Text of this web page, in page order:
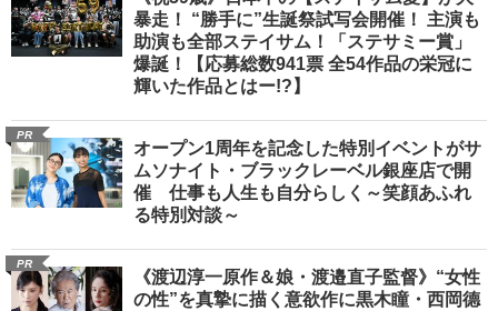
暴走！ “勝手に”生誕祭試写会開催！ 主演も
助演も全部ステイサム！「ステサミー賞」
爆誕！【応募総数941票 全54作品の栄冠に
輝いた作品とはー!?】
PR
オープン1周年を記念した特別イベントがサ
ムソナイト・ブラックレーベル銀座店で開
催 仕事も人生も自分らしく～笑顔あふれ
る特別対談～
PR
《渡辺淳一原作＆娘・渡邉直子監督》“女性
の性”を真摯に描く意欲作に黒木瞳・西岡德